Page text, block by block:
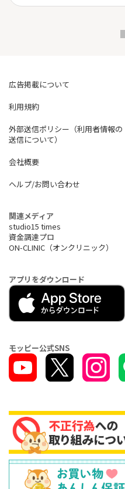
広告掲載について
利用規約
外部送信ポリシー（利用者情報の
送信について）
会社概要
ヘルプ/お問い合わせ
関連メディア
studio15 times
資金調達プロ
ON-CLINIC（オンクリニック）
アプリをダウンロード
モッピー公式SNS